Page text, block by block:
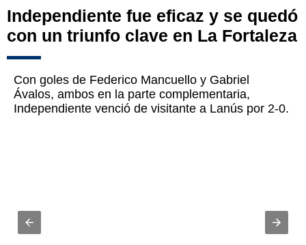
Independiente fue eficaz y se quedó
con un triunfo clave en La Fortaleza
Con goles de Federico Mancuello y Gabriel
Ávalos, ambos en la parte complementaria,
Independiente venció de visitante a Lanús por 2-0.